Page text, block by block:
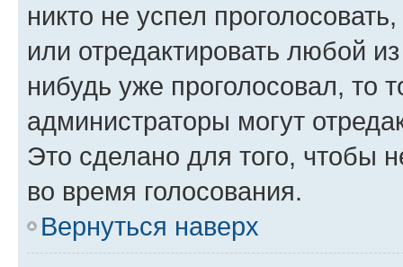
никто не успел
или отредактировать любой
нибудь уже проголосовал, то
администраторы могут
Это сделано для того, чтобы
во время голосования.
Вернуться наверх